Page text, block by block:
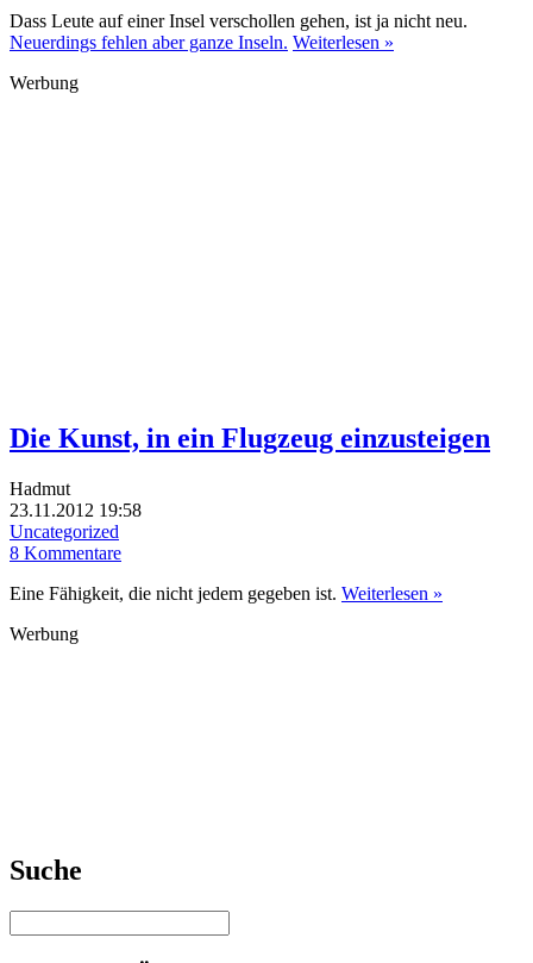
Dass Leute auf einer Insel verschollen gehen, ist ja nicht neu.
Neuerdings fehlen aber ganze Inseln. Weiterlesen »
Werbung
Die Kunst, in ein Flugzeug einzusteigen
Hadmut
23.11.2012 19:58
Uncategorized
8 Kommentare
Eine Fähigkeit, die nicht jedem gegeben ist. Weiterlesen »
Werbung
Suche